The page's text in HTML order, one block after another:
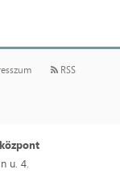
RSS
u. 4.